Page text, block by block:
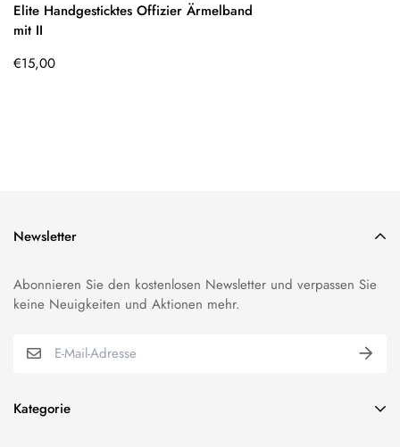
Elite Handgesticktes Offizier Ärmelband
mit II
Regulärer
€15,00
Kategorie
Newsletter
Abonnieren Sie den kostenlosen Newsletter und verpassen Sie
keine Neuigkeiten und Aktionen mehr.